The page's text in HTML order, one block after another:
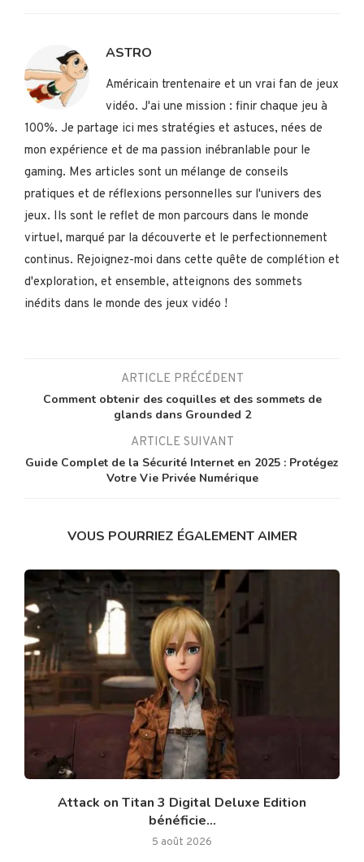
ASTRO
Américain trentenaire et un vrai fan de jeux
vidéo. J'ai une mission : finir chaque jeu à
100%. Je partage ici mes stratégies et astuces, nées de
mon expérience et de ma passion inébranlable pour le
gaming. Mes articles sont un mélange de conseils
pratiques et de réflexions personnelles sur l'univers des
jeux. Ils sont le reflet de mon parcours dans le monde
virtuel, marqué par la découverte et le perfectionnement
continus. Rejoignez-moi dans cette quête de complétion et
d'exploration, et ensemble, atteignons des sommets
inédits dans le monde des jeux vidéo !
ARTICLE PRÉCÉDENT
Comment obtenir des coquilles et des sommets de
glands dans Grounded 2
ARTICLE SUIVANT
Guide Complet de la Sécurité Internet en 2025 : Protégez
Votre Vie Privée Numérique
VOUS POURRIEZ ÉGALEMENT AIMER
Attack on Titan 3 Digital Deluxe Edition
bénéficie...
5 août 2026